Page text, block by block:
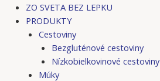
ZO SVETA BEZ LEPKU
PRODUKTY
Cestoviny
Bezgluténové cestoviny
Nízkobielkovinové cestoviny
Múky